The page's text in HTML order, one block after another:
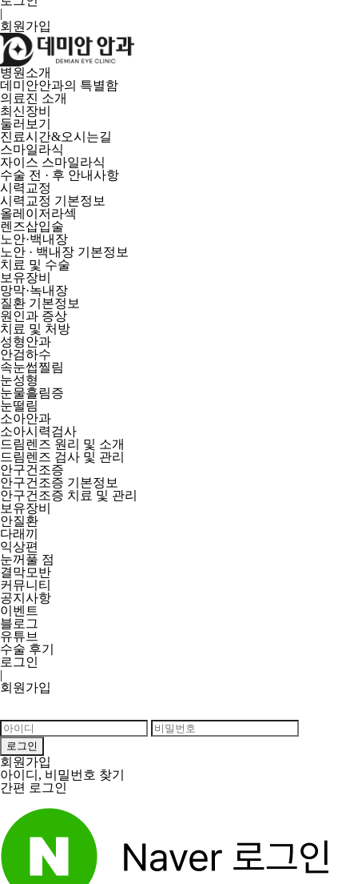
|
회원가입
병원소개
데미안안과의 특별함
의료진 소개
최신장비
둘러보기
진료시간&오시는길
스마일라식
자이스 스마일라식
수술 전 · 후 안내사항
시력교정
시력교정 기본정보
올레이저라섹
렌즈삽입술
노안·백내장
노안 · 백내장 기본정보
치료 및 수술
보유장비
망막·녹내장
질환 기본정보
원인과 증상
치료 및 처방
성형안과
안검하수
속눈썹찔림
눈성형
눈물흘림증
눈떨림
소아안과
소아시력검사
드림렌즈 원리 및 소개
드림렌즈 검사 및 관리
안구건조증
안구건조증 기본정보
안구건조증 치료 및 관리
보유장비
안질환
다래끼
익상편
눈꺼풀 점
결막모반
커뮤니티
공지사항
이벤트
블로그
유튜브
수술 후기
로그인
|
회원가입
회원가입
아이디, 비밀번호 찾기
간편 로그인